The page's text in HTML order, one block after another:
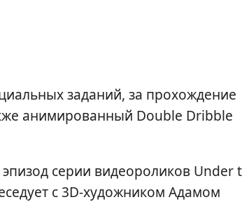
заданий, за прохождение
анимированный Double Dribble
серии видеороликов Under
с 3D-художником Адамом